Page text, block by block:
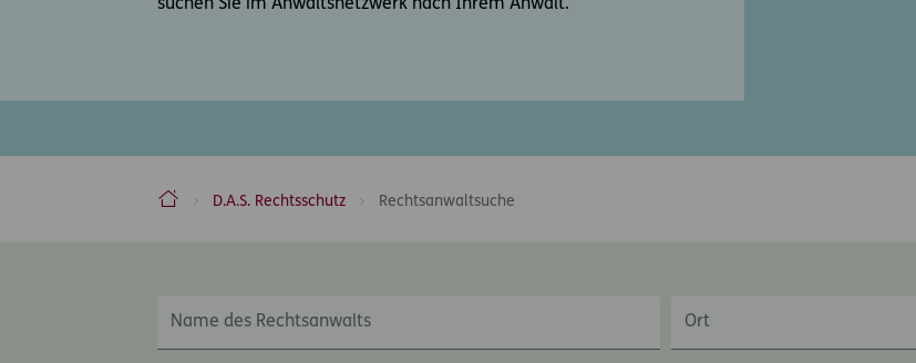
suchen Sie im Anwaltsnetzwerk nach Ihrem Anwalt.
ERGO Versicherung Aktiengesellschaft
D.A.S. Rechtsschutz Rechtsanwaltsuche